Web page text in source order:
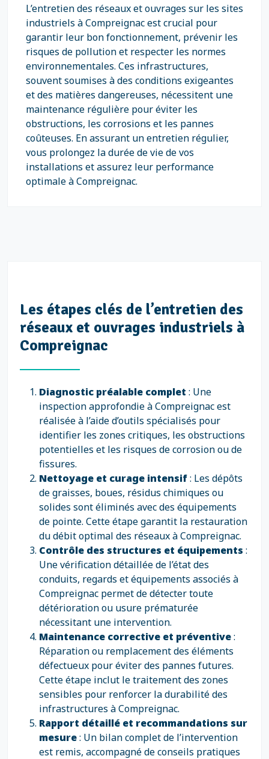
L’entretien des réseaux et ouvrages sur les sites
industriels à Compreignac est crucial pour
garantir leur bon fonctionnement, prévenir les
risques de pollution et respecter les normes
environnementales. Ces infrastructures,
souvent soumises à des conditions exigeantes
et des matières dangereuses, nécessitent une
maintenance régulière pour éviter les
obstructions, les corrosions et les pannes
coûteuses. En assurant un entretien régulier,
vous prolongez la durée de vie de vos
installations et assurez leur performance
optimale à Compreignac.
Les étapes clés de l’entretien des
réseaux et ouvrages industriels à
Compreignac
Diagnostic préalable complet : Une
inspection approfondie à Compreignac est
réalisée à l’aide d’outils spécialisés pour
identifier les zones critiques, les obstructions
potentielles et les risques de corrosion ou de
fissures.
Nettoyage et curage intensif: Les dépôts
de graisses, boues, résidus chimiques ou
solides sont éliminés avec des équipements
de pointe. Cette étape garantit la restauration
du débit optimal des réseaux à Compreignac.
Contrôle des structures et équipements :
Une vérification détaillée de l’état des
conduits, regards et équipements associés à
Compreignac permet de détecter toute
détérioration ou usure prématurée
nécessitant une intervention.
Maintenance corrective et préventive:
Réparation ou remplacement des éléments
défectueux pour éviter des pannes futures.
Cette étape inclut le traitement des zones
sensibles pour renforcer la durabilité des
infrastructures à Compreignac.
Rapport détaillé et recommandations sur
mesure: Un bilan complet de l’intervention
est remis, accompagné de conseils pratiques